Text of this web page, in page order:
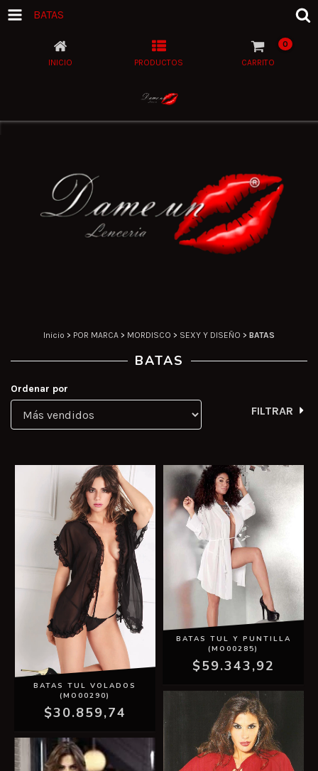
BATAS
INICIO PRODUCTOS CARRITO
0
Inicio > POR MARCA > MORDISCO > SEXY Y DISEÑO > BATAS
BATAS
Ordenar por
FILTRAR
BATAS TUL VOLADOS
(MO00290)
$30.859,74
BATAS TUL Y PUNTILLA
(MO00285)
$59.343,92